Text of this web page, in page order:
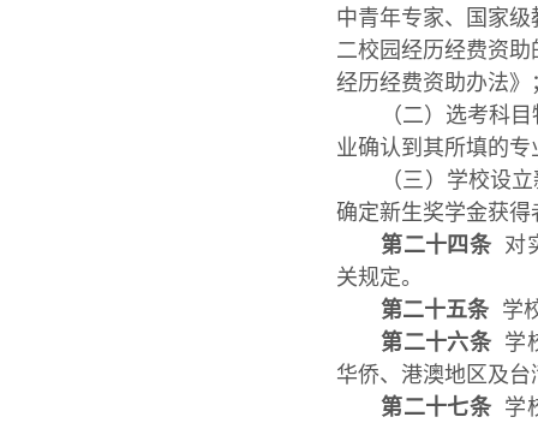
中青年专家、国家
二校园经历经费资
经历经费资助办法
（二）选考科
业确认到其所填的专
（三）学校设
确定新生奖学金获得
第二十四条对
关规定。
第二十五条 学
第二十六条学
华侨、港澳地区及
第二十七条学